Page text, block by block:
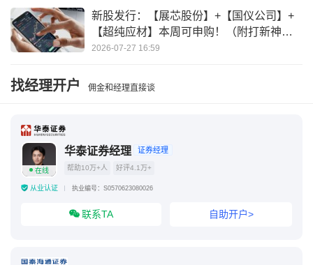
新股发行：【展芯股份】+【国仪公司】+
【超纯应材】本周可申购！（附打新神
器）
2026-07-27 16:59
找经理开户 佣金和经理直接谈
在线
华泰证券经理 证券经理
帮助10万+人 好评4.1万+
从业认证 执业编号：S0570623080026
联系TA 自助开户>